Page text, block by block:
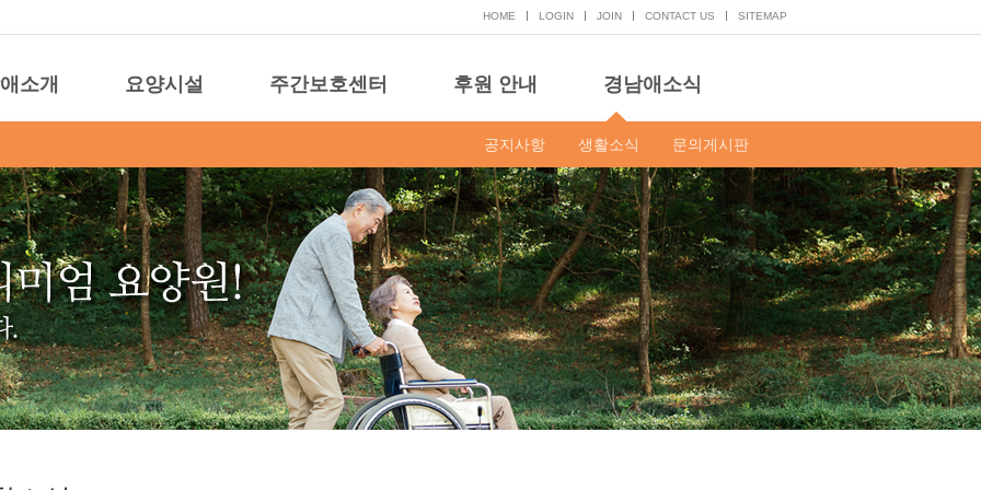
HOME LOGIN JOIN CONTACT US SITEMAP
소개 요양시설 주간보호센터 후원 안내 경남애소식
공지사항 생활소식 문의게시판